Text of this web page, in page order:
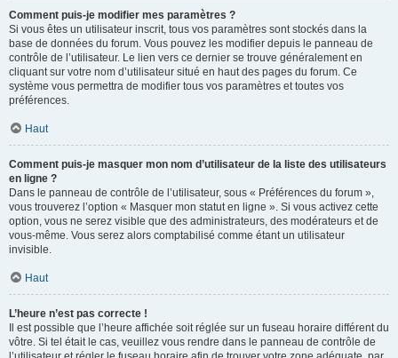
Comment puis-je modifier mes paramètres ?
Si vous êtes un utilisateur inscrit, tous vos paramètres sont stockés dans la
base de données du forum. Vous pouvez les modifier depuis le panneau de
contrôle de l’utilisateur. Le lien vers ce dernier se trouve généralement en
cliquant sur votre nom d’utilisateur situé en haut des pages du forum. Ce
système vous permettra de modifier tous vos paramètres et toutes vos
préférences.
Haut
Comment puis-je masquer mon nom d’utilisateur de la liste des utilisateurs
en ligne ?
Dans le panneau de contrôle de l’utilisateur, sous « Préférences du forum »,
vous trouverez l’option « Masquer mon statut en ligne ». Si vous activez cette
option, vous ne serez visible que des administrateurs, des modérateurs et de
vous-même. Vous serez alors comptabilisé comme étant un utilisateur
invisible.
Haut
L’heure n’est pas correcte !
Il est possible que l’heure affichée soit réglée sur un fuseau horaire différent du
vôtre. Si tel était le cas, veuillez vous rendre dans le panneau de contrôle de